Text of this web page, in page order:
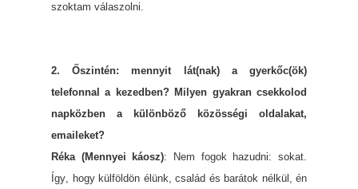
szoktam válaszolni.
2. Őszintén: mennyit lát(nak) a gyerkőc(ök)
telefonnal a kezedben? Milyen gyakran csekkolod
napközben a különböző közösségi oldalakat,
emaileket?
Réka (Mennyei káosz): Nem fogok hazudni: sokat.
Így, hogy külföldön élünk, család és barátok nélkül, én